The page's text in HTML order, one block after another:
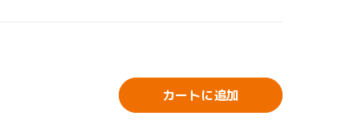
カートに追加